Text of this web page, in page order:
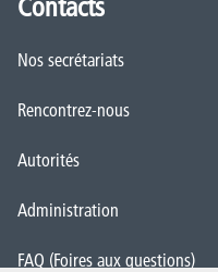
Contacts
Nos secrétariats
Rencontrez-nous
Autorités
Administration
FAQ (Foires aux questions)